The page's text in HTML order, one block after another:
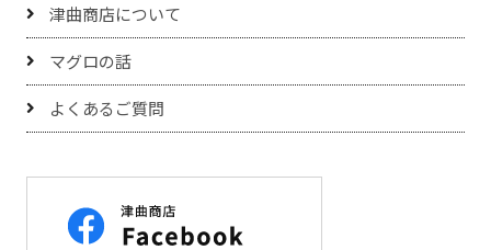
津曲商店について
マグロの話
よくあるご質問